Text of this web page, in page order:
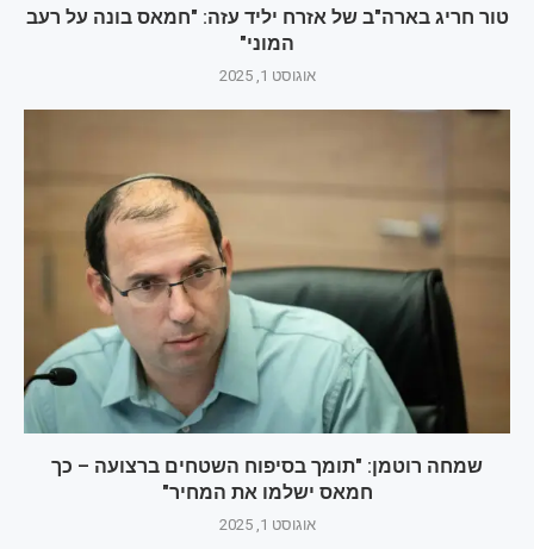
טור חריג בארה"ב של אזרח יליד עזה: "חמאס בונה על רעב
המוני"
אוגוסט 1, 2025
שמחה רוטמן: "תומך בסיפוח השטחים ברצועה – כך
חמאס ישלמו את המחיר"
אוגוסט 1, 2025